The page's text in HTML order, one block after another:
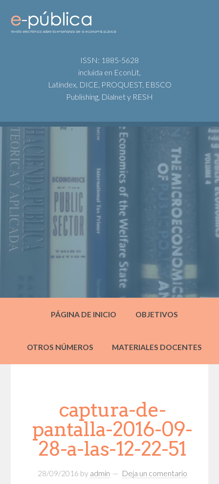
ISSN: 1885-5628
incluida en EconLit,
Latindex, DICE, PROQUEST, EBSCO
Publishing, Dialnet y RESH
PÁGINA DE INICIO OBJETIVOS
OTROS NÚMEROS MATERIALES DOCENTES
captura-de-
pantalla-2016-09-
28-a-las-12-22-51
28/09/2016 by admin Deja un comentario